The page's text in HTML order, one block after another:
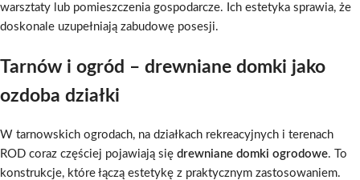
warsztaty lub pomieszczenia gospodarcze. Ich estetyka sprawia, że
doskonale uzupełniają zabudowę posesji.
Tarnów i ogród – drewniane domki jako
ozdoba działki
W tarnowskich ogrodach, na działkach rekreacyjnych i terenach
ROD coraz częściej pojawiają się drewniane domki ogrodowe. To
konstrukcje, które łączą estetykę z praktycznym zastosowaniem.